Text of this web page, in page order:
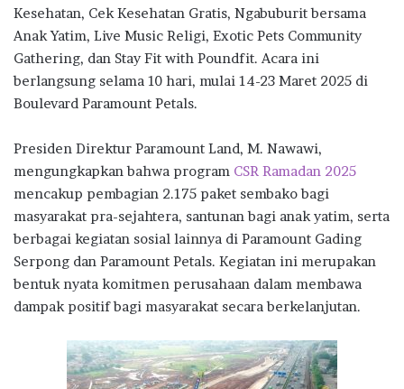
Kesehatan, Cek Kesehatan Gratis, Ngabuburit bersama
Anak Yatim, Live Music Religi, Exotic Pets Community
Gathering, dan Stay Fit with Poundfit. Acara ini
berlangsung selama 10 hari, mulai 14-23 Maret 2025 di
Boulevard Paramount Petals.
Presiden Direktur Paramount Land, M. Nawawi,
mengungkapkan bahwa program CSR Ramadan 2025
mencakup pembagian 2.175 paket sembako bagi
masyarakat pra-sejahtera, santunan bagi anak yatim, serta
berbagai kegiatan sosial lainnya di Paramount Gading
Serpong dan Paramount Petals. Kegiatan ini merupakan
bentuk nyata komitmen perusahaan dalam membawa
dampak positif bagi masyarakat secara berkelanjutan.